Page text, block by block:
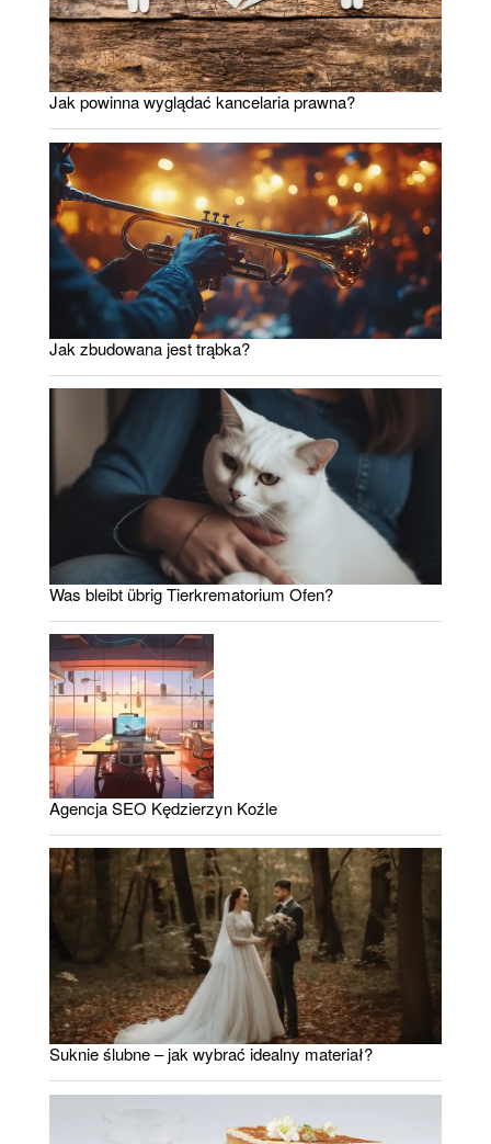
Jak powinna wyglądać kancelaria prawna?
Jak zbudowana jest trąbka?
Was bleibt übrig Tierkrematorium Ofen?
Agencja SEO Kędzierzyn Koźle
Suknie ślubne – jak wybrać idealny materiał?